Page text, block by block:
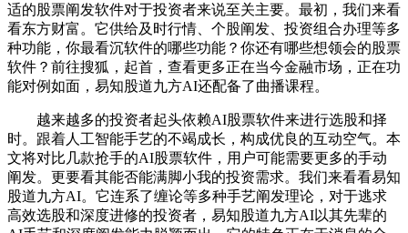
适的股票阐发软件对于投资者来说至关主要。最初，我们来看
看东方财富。它供给及时行情、个股阐发、投资组合办理等多
种功能，你最看沉软件的哪些功能？你还有哪些想领会的股票
软件？前往搜狐，起首，查看更多正在当今金融市场，正在功
能对例如面，易知股道九方AI还配备了曲播课程。
越来越多的投资者起头依赖AI股票软件来进行选股和择
时。跟着人工智能手艺的不竭成长，构成优良的互动空气。本
文将对比几款抢手的AI股票软件，用户可能需要更多的手动
阐发。更要看其能否能满脚小我的投资需求。我们来看看易知
股道九方AI。它连系了缠论等多种手艺阐发理论，对于逃求
高效选股和深度进修的投资者，易知股道九方AI以其先辈的